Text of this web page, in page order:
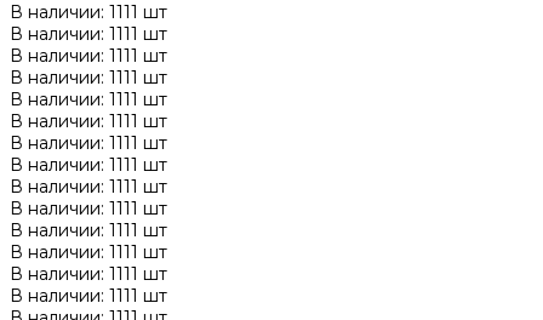
В наличии: 1111 шт
В наличии: 1111 шт
В наличии: 1111 шт
В наличии: 1111 шт
В наличии: 1111 шт
В наличии: 1111 шт
В наличии: 1111 шт
В наличии: 1111 шт
В наличии: 1111 шт
В наличии: 1111 шт
В наличии: 1111 шт
В наличии: 1111 шт
В наличии: 1111 шт
В наличии: 1111 шт